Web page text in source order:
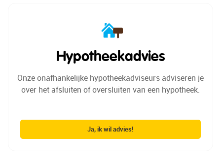
Hypotheekadvies
Onze onafhankelijke hypotheekadviseurs adviseren je
over het afsluiten of oversluiten van een hypotheek.
Ja, ik wil advies!